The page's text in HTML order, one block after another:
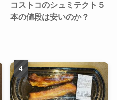
コストコのシュミテクト５
本の値段は安いのか？